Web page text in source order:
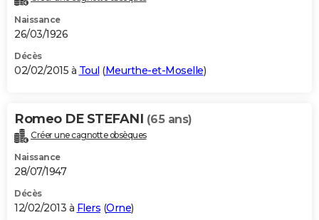
Naissance
26/03/1926
Décès
02/02/2015 à Toul (Meurthe-et-Moselle)
Romeo DE STEFANI (65 ans)
Créer une cagnotte obsèques
Naissance
28/07/1947
Décès
12/02/2013 à Flers (Orne)